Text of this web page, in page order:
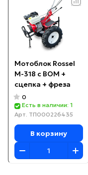
Мотоблок Rossel
M-318 с ВОМ +
сцепка + фреза
0
Есть в наличии: 1
Арт. ТП000226435
В корзину